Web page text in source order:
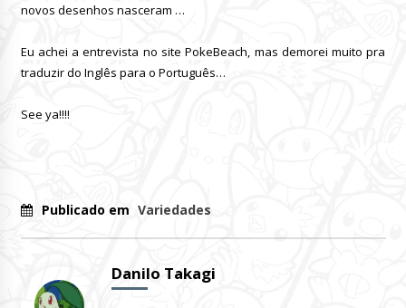
novos desenhos nasceram …
Eu achei a entrevista no site PokeBeach, mas demorei muito pra
traduzir do Inglês para o Português…
See ya!!!!
Publicado em Variedades
Danilo Takagi